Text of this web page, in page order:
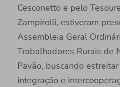
Cesconetto e pelo
Zampirolli, estiveram
Assembleia Geral
Trabalhadores Rurais de
Pavão, buscando
integração e